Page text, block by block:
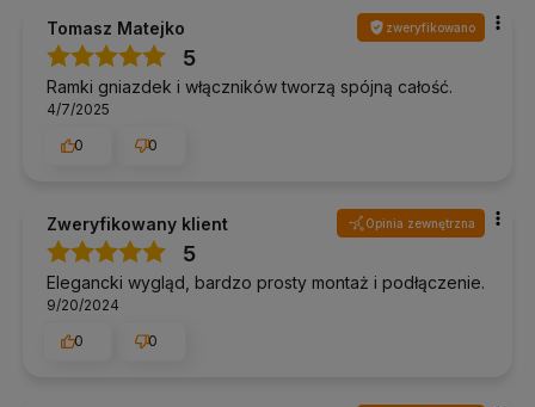
Tomasz Matejko
zweryfikowano
5
Ramki gniazdek i włączników tworzą spójną całość.
4/7/2025
0
0
Zweryfikowany klient Opinia zewnętrzna
5
Elegancki wygląd, bardzo prosty montaż i podłączenie.
9/20/2024
0
0